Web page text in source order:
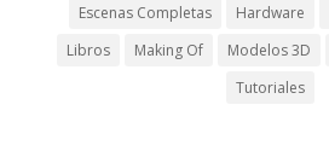
Escenas Completas
Hardware
Libros
Making Of Modelos 3D
Tutoriales